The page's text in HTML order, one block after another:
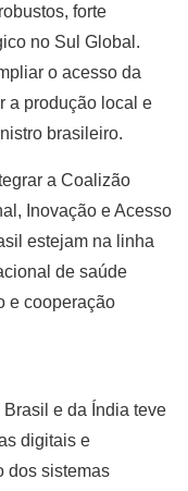
forte
no Sul Global.
o acesso da
a produção local e
brasileiro.
a Coalizão
Inovação e Acesso
estejam na linha
de saúde
e cooperação
e da Índia teve
digitais e
dos sistemas